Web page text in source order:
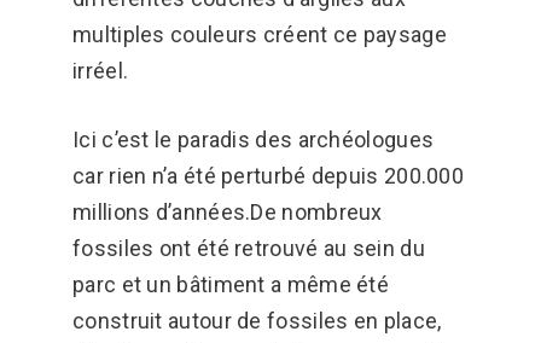
multiples couleurs créent ce paysage
irréel.
Ici c’est le paradis des archéologues
car rien n’a été perturbé depuis 200.000
millions d’années.De nombreux
fossiles ont été retrouvé au sein du
parc et un bâtiment a même été
construit autour de fossiles en place,